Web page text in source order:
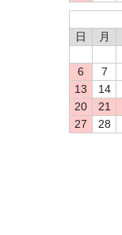
日
月
6
7
13
14
20
21
27
28